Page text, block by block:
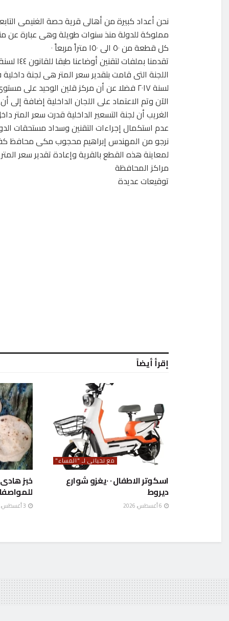
نحن أعداد كبيرة من أهالى قرية حصة الغنيمى
مملوكة للدولة منذ سنوات طويلة وهى عبارة عن
كل قطعة من ٥٠ الى ١٥٠ متراً مربعاً ٠
لسنة ٢٠١٧ فضلا عن أن مركز قلين الوحيد
الآن وتم الاعتماد على اللجان الداخلية إضافة إلى
الغريب أن لجنة التسعير الداخلية قدرت سعر المتر
عدم استكمال إجراءات التقنين وسداد مستحقات
نرجو من المهندس إبراهيم محجوب مكى محافظ
لمعاينة هذه القطع بالقرية وإعادة تقدير سعر
مراكز المحافظة
توقيعات عديدة
إقرأ أيضاً
مع تحياتي لـ "المساء"
اسكوتر الاطفال ٠ ٠يغزو شوارع
ديروط